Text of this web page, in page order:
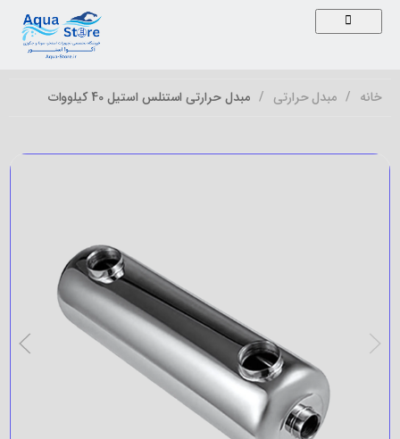
خانه مبدل حرارتی مبدل حرارتی استنلس استیل 40 کیلووات